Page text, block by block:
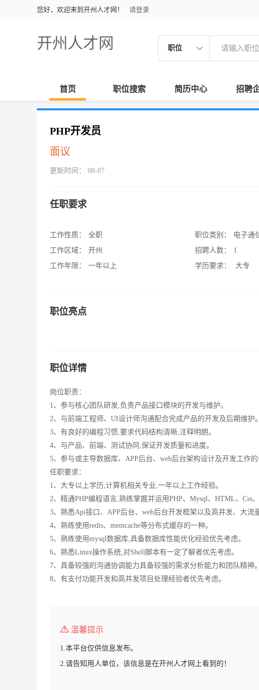
您好，欢迎来到开州人才网！ 请登录
开州人才网 职位
首页 职位搜索 简历中心 招聘
PHP开发员
面议
更新时间： 08-07
任职要求
工作性质：
全职
工作区域：
开州
工作年限：
一年以上
职位类别：
电子通
招聘人数：
1
学历要求：
大专
职位亮点
职位详情
岗位职责：
1、参与核心团队研发,负责产品接口模块的开发与维护。
2、与前端工程师、UI设计师沟通配合完成产品的开发及后期维护。
3、有良好的编程习惯,要求代码结构清晰,注释明朗。
4、与产品、前端、测试协同,保证开发质量和进度。
5、参与或主导数据库、APP后台、web后台架构设计及开发工作的
任职要求：
1、大专以上学历,计算机相关专业,一年以上工作经验。
2、精通PHP编程语言,熟练掌握并运用PHP、Mysql、HTML、Css、
3、熟悉Api接口、APP后台、web后台开发框架以及高并发、大流
4、熟练使用redis、memcache等分布式缓存的一种。
5、熟练使用mysql数据库,具备数据库性能优化经验优先考虑。
6、熟悉Linux操作系统,对Shell脚本有一定了解者优先考虑。
7、具备较强的沟通协调能力具备较强的需求分析能力和团队精神。
8、有支付功能开发和高并发项目处理经验者优先考虑。
温馨提示
1.本平台仅供信息发布。
2.请告知用人单位，该信息是在开州人才网上看到的！